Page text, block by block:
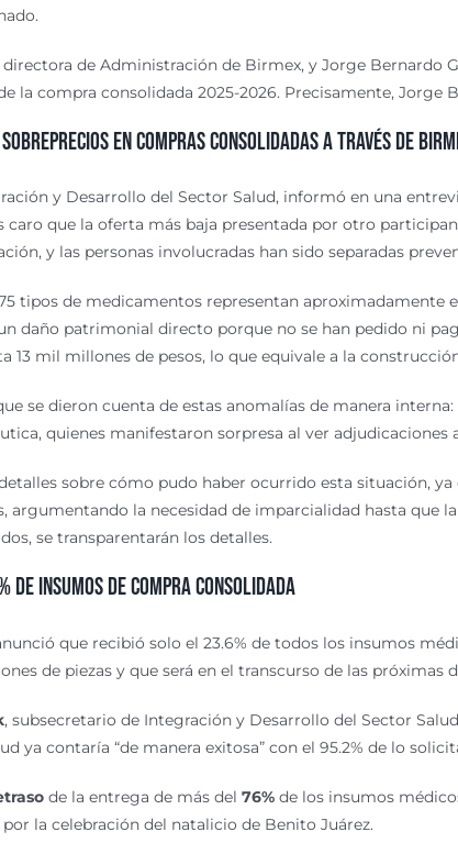
directora de Administración de Birmex, y Jorge
la compra consolidada 2025-2026. Precisamente, Jorge
en compras consolidadas a través de
y Desarrollo del Sector Salud, informó en una
que la oferta más baja presentada por otro
y las personas involucradas han sido separadas
tipos de medicamentos representan
daño patrimonial directo porque no se han pedido ni
13 mil millones de pesos, lo que equivale a la
se dieron cuenta de estas anomalías de manera
quienes manifestaron sorpresa al ver adjudicaciones
sobre cómo pudo haber ocurrido esta situación,
argumentando la necesidad de imparcialidad hasta que
se transparentarán los detalles.
de insumos de compra consolidada
que recibió solo el 23.6% de todos los insumos
de piezas y que será en el transcurso de las próximas
, subsecretario de Integración y Desarrollo del Sector
ya contaría “de manera exitosa” con el 95.2% de lo
de la entrega de más del 76% de los insumos
la celebración del natalicio de Benito Juárez.